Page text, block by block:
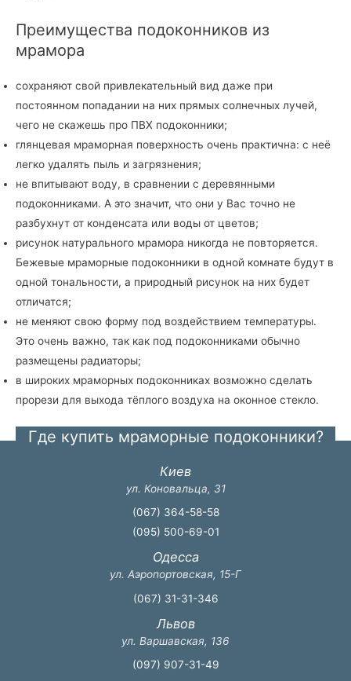
Преимущества подоконников из
мрамора
сохраняют свой привлекательный вид даже при
постоянном попадании на них прямых солнечных лучей,
чего не скажешь про ПВХ подоконники;
глянцевая мраморная поверхность очень практична: с неё
легко удалять пыль и загрязнения;
не впитывают воду, в сравнении с деревянными
подоконниками. А это значит, что они у Вас точно не
разбухнут от конденсата или воды от цветов;
рисунок натурального мрамора никогда не повторяется.
Бежевые мраморные подоконники в одной комнате будут в
одной тональности, а природный рисунок на них будет
отличатся;
не меняют свою форму под воздействием температуры.
Это очень важно, так как под подоконниками обычно
размещены радиаторы;
в широких мраморных подоконниках возможно сделать
прорези для выхода тёплого воздуха на оконное стекло.
Где купить мраморные подоконники?
Киев
ул. Коновальца, 31
(067) 364-58-58
(095) 500-69-01
Одесса
ул. Аэропортовская, 15-Г
(067) 31-31-346
Львов
ул. Варшавская, 136
(097) 907-31-49